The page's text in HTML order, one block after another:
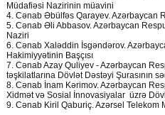
Müdafiəsi Nazirinin müavini
4. Cənab Əbülfəs Qarayev. Azərbaycan
5. Cənab Əli Abbasov. Azərbaycan
Naziri
6. Cənab Xaləddin İsgəndərov.
Hakimiyyətinin Başçısı
7. Cənab Azay Quliyev - Azərbaycan
təşkilatlarına Dövlət Dəstəyi Şurasının
8. Cənab İnam Kərimov. Azərbaycan
Xidmət və Sosial İnnovasiyalar üzrə
9. Cənab Kiril Qaburiç. Azərsel Telekom